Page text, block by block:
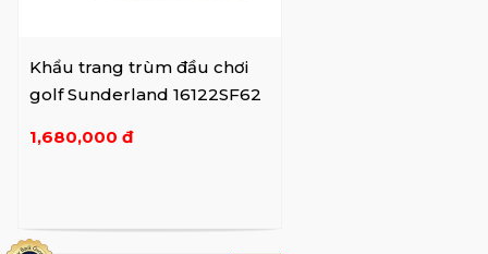
Khẩu trang trùm đầu chơi
golf Sunderland 16122SF62
1,680,000 đ